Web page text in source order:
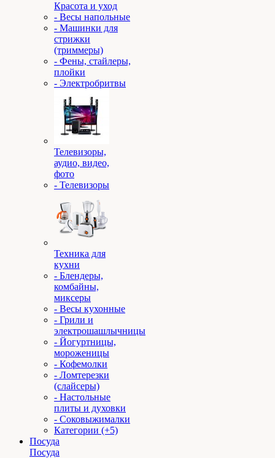
Красота и уход
- Весы напольные
- Машинки для
стрижки
(триммеры)
- Фены, стайлеры,
плойки
- Электробритвы
Телевизоры,
аудио, видео,
фото
- Телевизоры
Техника для
кухни
- Блендеры,
комбайны,
миксеры
- Весы кухонные
- Грили и
электрошашлычницы
- Йогуртницы,
мороженицы
- Кофемолки
- Ломтерезки
(слайсеры)
- Настольные
плиты и духовки
- Соковыжималки
Категории (+5)
Посуда
Посуда